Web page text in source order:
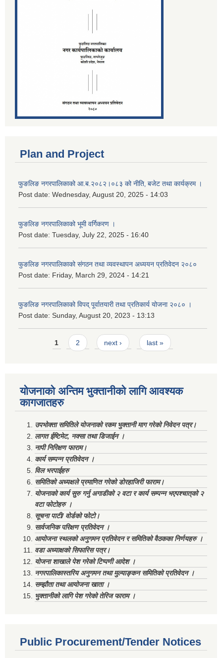
Plan and Project
फुङलिङ नगरपालिकाको आ.ब.२०८२।०८३ को नीति‚ बजेट तथा कार्यक्रम ।
Post date: Wednesday, August 20, 2025 - 14:03
फुङलिङ नगरपालिकाको भूमी वर्गिकरण ।
Post date: Tuesday, July 22, 2025 - 16:40
फुङलिङ नगरपालिकाको संगठन तथा व्यवस्थापन अध्ययन प्रतिवेदन २०८०
Post date: Friday, March 29, 2024 - 14:21
फुङलिङ नगरपालिकाको विपद् पूर्वातयारी तथा प्रतिकार्य योजना २०८० ।
Post date: Sunday, August 20, 2023 - 13:13
Pages1 2 next › last »
योजनाको अन्तिम भुक्तानीको लागि आवश्यक
कागजातहरु
उपभोक्ता समितिले योजनाको रकम भुक्तानी माग गरेको निवेदन पत्र।
लागत ईष्टिमेट, नक्सा तथा डिजाईन ।
नापी निरिक्षण फाराम।
कार्य सम्पन्न प्रतिवेदन ।
विल भरपाईहरु
समितिको अध्यक्षले प्रमाणित गरेको डोरहाजिरी फाराम।
योजनाको कार्य सुरु गर्नु अगाडीको २ वटा र कार्य सम्पन्न भएपश्चात्‌को २
वटा फोटोहरु ।
सूचना पाटी/ वोर्डको फोटो।
सार्वजनिक परिक्षण प्रतिवेदन ।
आयोजना स्थलको अनुगमन प्रतिवेदन र समितिको वैठकका निर्णयहरु ।
वडा अध्याक्षको सिफारिस पत्र।
योजना शाखाले पेश गरेको टिप्पणी आदेश ।
नगरपालिकास्तरिय अनुगमन तथा मुल्याङ्कन समितिको प्रतिवेदन ।
सम्झौता तथा आयोजना खाता ।
भुक्तानीको लागि पेश गरेको तेरिज फाराम ।
Public Procurement/Tender Notices